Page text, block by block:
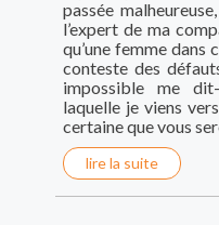
passée
l’expert de ma
qu’une femme dans
conteste des
impossible me
laquelle je viens
certaine que vous
lire la suite